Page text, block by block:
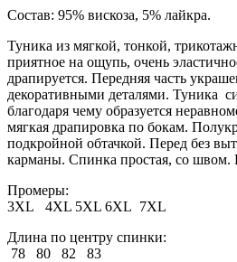
Состав: 95% вискоза, 5% лайкра.
Туника из мягкой, тонкой,
приятное на ощупь, очень
драпируется. Передняя часть
декоративными деталями. Туника
благодаря чему образуется
мягкая драпировка по бокам.
подкройной обтачкой. Перед без
карманы. Спинка простая, со швом.
Промеры:
3ХL 4XL 5ХL 6XL 7ХL
Длина по центру
78 80 82 83